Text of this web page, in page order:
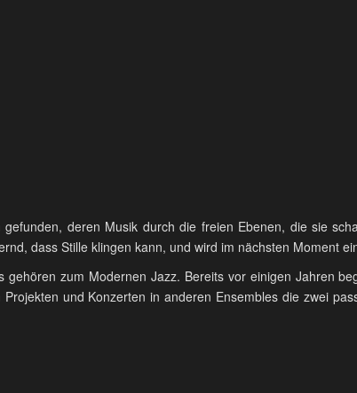
deren Musik durch die freien Ebenen, die sie
dass Stille klingen kann, und wird im nächsten Moment
zum Modernen Jazz. Bereits vor einigen Jahren
und Konzerten in anderen Ensembles die zwei